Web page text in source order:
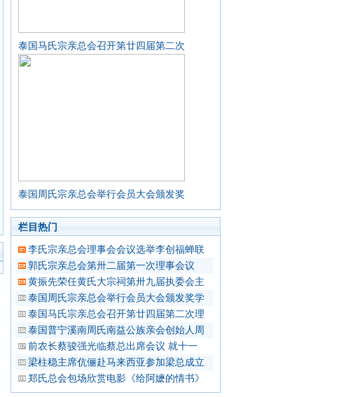
泰国马氏宗亲总会召开第廿四届第二次
泰国周氏宗亲总会举行会员大会颁发奖
栏目热门
李氏宗亲总会理事会会议选举李创福蝉联
郭氏宗亲总会第卅二届第一次理事会议
黄振先荣任黄氏大宗祠第卅九届执委会主
泰国周氏宗亲总会举行会员大会颁发奖学
泰国马氏宗亲总会召开第廿四届第二次理
泰国普宁溪南周氏南益公族亲会创始人周
前农长蔡骏强光临蔡总出席会议 就十一
梁柱稳主席伉俪赴马来西亚参加梁总成立
郑氏总会包场欣赏电影《给阿嬷的情书》